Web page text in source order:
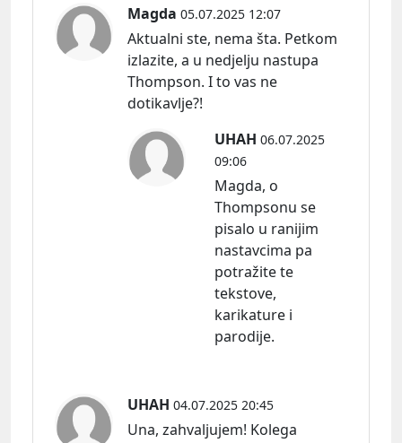
Magda 05.07.2025 12:07
Aktualni ste, nema šta. Petkom
izlazite, a u nedjelju nastupa
Thompson. I to vas ne
dotikavlje?!
UHAH 06.07.2025
09:06
Magda, o
Thompsonu se
pisalo u ranijim
nastavcima pa
potražite te
tekstove,
karikature i
parodije.
UHAH 04.07.2025 20:45
Una, zahvaljujem! Kolega